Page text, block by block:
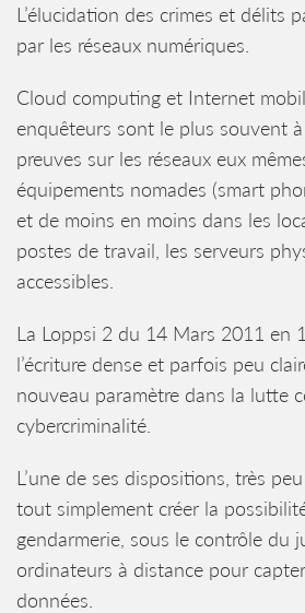
L’élucidation des crimes et délits
par les réseaux numériques.
Cloud computing et Internet
enquêteurs sont le plus souvent
preuves sur les réseaux eux
équipements nomades (smart
et de moins en moins dans les
postes de travail, les serveurs
accessibles.
La Loppsi 2 du 14 Mars 2011 en
l’écriture dense et parfois peu
nouveau paramètre dans la lutte
cybercriminalité.
L’une de ses dispositions, très
tout simplement créer la
gendarmerie, sous le contrôle du
ordinateurs à distance pour
données.